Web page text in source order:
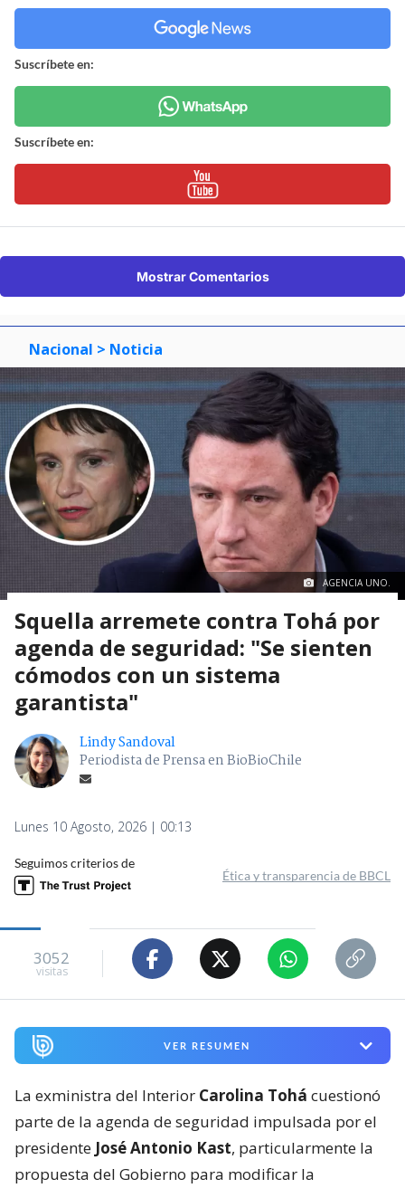
Suscríbete en:
Suscríbete en:
Mostrar Comentarios
Nacional > Noticia
AGENCIA UNO.
Squella arremete contra Tohá por
agenda de seguridad: "Se sienten
cómodos con un sistema
garantista"
Lindy Sandoval
Periodista de Prensa en BioBioChile
Lunes 10 Agosto, 2026 | 00:13
Seguimos criterios de
Ética y transparencia de BBCL
3052
visitas
VER RESUMEN
La exministra del Interior Carolina Tohá cuestionó
parte de la agenda de seguridad impulsada por el
presidente José Antonio Kast, particularmente la
propuesta del Gobierno para modificar la